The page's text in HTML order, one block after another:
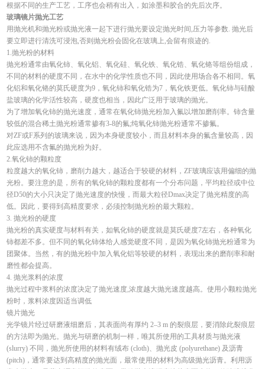
根据不同的生产工艺，工序也会稍有出入，如涂墨和胶合的先后次序。
玻璃镜片抛光工艺
用抛光机和抛光粉或抛光液一起下进行抛光要设定抛光时间,压力等参数. 抛光后
要立即进行清洗可浸泡,否则抛光粉会固化在玻璃上,会留有痕迹的.
1.抛光粉的材料
抛光粉通常由氧化铈、氧化铝、氧化硅、氧化铁、氧化锆、氧化铬等组份组成，
不同的材料的硬度不同，在水中的化学性质也不同，因此使用场合各不相同。氧
化铝和氧化铬的莫氏硬度为9，氧化铈和氧化锆为7，氧化铁更低。氧化铈与硅酸
盐玻璃的化学活性较高，硬度也相当，因此广泛用于玻璃的抛光。
为了增加氧化铈的抛光速度，通常在氧化铈抛光粉加入氟以增加磨削率。铈含量
较低的混合稀土抛光粉通常掺有3-8的氟;纯氧化铈抛光粉通常不掺氟。
对ZF或F系列的玻璃来说，因为本身硬度较小，而且材料本身的氟含量较高，因
此应选用不含氟的抛光粉为好。
2.氧化铈的颗粒度
粒度越大的氧化铈，磨削力越大，越适合于较硬的材料，ZF玻璃应该用偏细的抛
光粉。要注意的是，所有的氧化铈的颗粒度都有一个分布问题，平均粒径或中位
径D50的大小只决定了抛光速度的快慢，而最大粒径Dmax决定了抛光精度的高
低。因此，要得到高精度要求，必须控制抛光粉的最大颗粒。
3. 抛光粉的硬度
抛光粉的真实硬度与材料有关，如氧化铈的硬度就是莫氏硬度7左右，各种氧化
铈都差不多。但不同的氧化铈体给人感觉硬度不同，是因为氧化铈抛光粉通常为
团聚体。当然，有的抛光粉中加入氧化铝等较硬的材料，表现出来的磨削率和耐
磨性都会提高。
4. 抛光浆料的浓度
抛光过程中浆料的浓度决定了抛光速度,浓度越大抛光速度越高。使用小颗粒抛光
粉时，浆料浓度因适当调低
镜片抛光
光学镜片经过研磨液细磨后，其表面尚有厚约 2–3 m 的裂痕层，要消除此裂痕层
的方法即为抛光。抛光与研磨的机制一样，唯其所使用的工具材质与抛光液
(slurry) 不同，抛光所使用的材料有绒布 (cloth)、抛光皮 (polyurethane) 及沥青
(pitch)，通常要达到高精度的抛光面，最常使用的材料为高级抛光沥青。利用沥